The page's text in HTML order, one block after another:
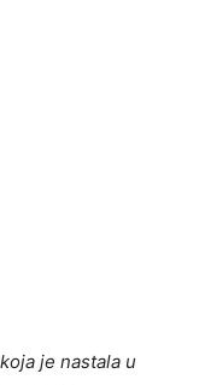
je nastala u